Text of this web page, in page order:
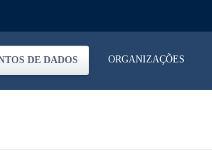
DE DADOS ORGANIZAÇÕES